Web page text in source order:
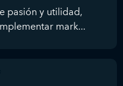
pasión y utilidad,
mark...